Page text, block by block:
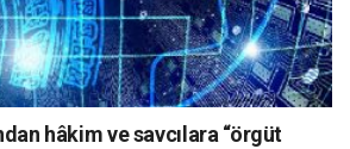
hâkim ve savcılara “örgüt